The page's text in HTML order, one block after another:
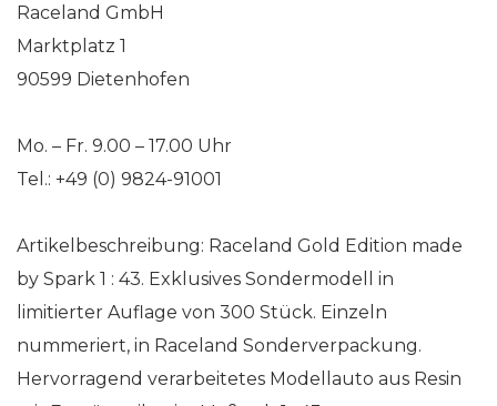
Raceland GmbH
Marktplatz 1
90599 Dietenhofen
Mo. – Fr. 9.00 – 17.00 Uhr
Tel.: +49 (0) 9824-91001
Artikelbeschreibung: Raceland Gold Edition made
by Spark 1 : 43. Exklusives Sondermodell in
limitierter Auflage von 300 Stück. Einzeln
nummeriert, in Raceland Sonderverpackung.
Hervorragend verarbeitetes Modellauto aus Resin